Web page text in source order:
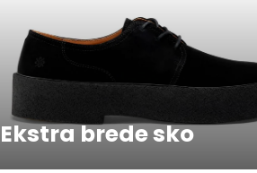
Ekstra brede sko